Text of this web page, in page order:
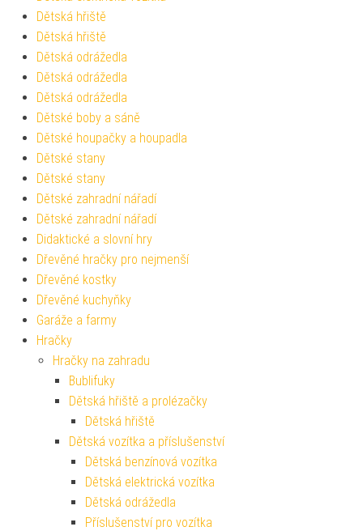
Dětská hřiště
Dětská hřiště
Dětská odrážedla
Dětská odrážedla
Dětská odrážedla
Dětské boby a sáně
Dětské houpačky a houpadla
Dětské stany
Dětské stany
Dětské zahradní nářadí
Dětské zahradní nářadí
Didaktické a slovní hry
Dřevěné hračky pro nejmenší
Dřevěné kostky
Dřevěné kuchyňky
Garáže a farmy
Hračky
Hračky na zahradu
Bublifuky
Dětská hřiště a prolézačky
Dětská hřiště
Dětská vozítka a příslušenství
Dětská benzínová vozítka
Dětská elektrická vozítka
Dětská odrážedla
Příslušenství pro vozítka